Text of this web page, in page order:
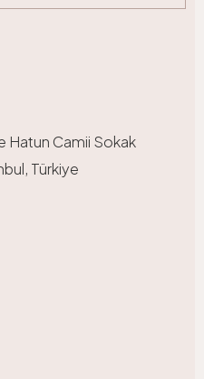
Hatun Camii Sokak
Türkiye